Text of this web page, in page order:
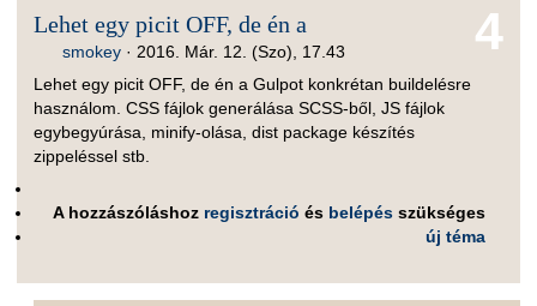
4
Lehet egy picit OFF, de én a
smokey · 2016. Már. 12. (Szo), 17.43
Lehet egy picit OFF, de én a Gulpot konkrétan buildelésre
használom. CSS fájlok generálása SCSS-ből, JS fájlok
egybegyúrása, minify-olása, dist package készítés
zippeléssel stb.
A hozzászóláshoz regisztráció és belépés szükséges
új téma